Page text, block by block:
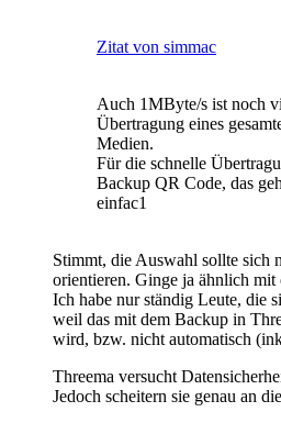
Zitat von simmac
Auch 1MByte/s ist noch
Übertragung eines
Medien.
Für die schnelle
Backup QR Code, das
einfac1
Stimmt, die Auswahl sollte sich
orientieren. Ginge ja ähnlich
Ich habe nur ständig Leute, die
weil das mit dem Backup in
wird, bzw. nicht automatisch
Threema versucht
Jedoch scheitern sie genau an